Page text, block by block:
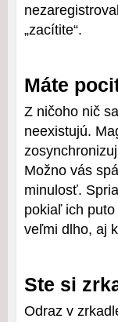
„zacítite“.
Máte
Z ničoho nič
neexistujú.
Možno vás
minulosť.
pokiaľ ich
veľmi dlho, aj
Ste si
Odraz v